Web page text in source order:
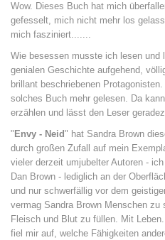
Wow. Dieses Buch hat mich
gefesselt, mich nicht mehr los
mich fasziniert.......
Wie besessen musste ich lesen und
genialen Geschichte aufgehend,
brillant beschriebenen
solches Buch mehr gelesen. Da
erzählen und lässt den Leser
" Envy - Neid" hat Sandra Brown
durch großen Zufall auf mein
vieler derzeit umjubelter Autoren -
Dan Brown - lediglich an der
und nur schwerfällig vor dem
vermag Sandra Brown Menschen
Fleisch und Blut zu füllen. Mit
fiel mir auf, welche Fähigkeiten